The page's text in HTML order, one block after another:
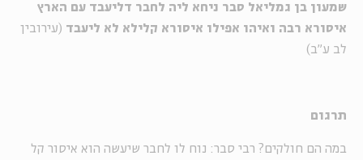
שמעון בן גמליאל סבר ניחא ליה לחבר דליעבד עם הארץ
איסורא רבה ואיהו אפילו איסורא קלילא לא ליעבד (עירובין
לב ע"ב)
תרגום
במה הם חולקים? רבי סבר: נוח לו לחבר שיעשה הוא איסור קל